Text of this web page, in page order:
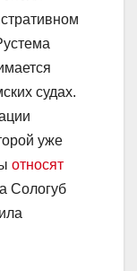
судах.
уже
относят
Сологуб